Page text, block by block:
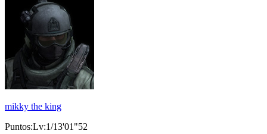
mikky the king
Puntos:Lv:1/13'01"52